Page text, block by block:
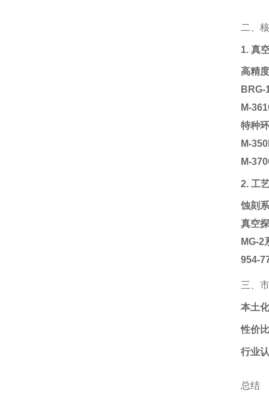
二、
1. 真
高精
BRG-
M-
特种
M-
M-
2. 工
蚀刻
真空
MG-2
954-
三、
本土
性价
行业
总结